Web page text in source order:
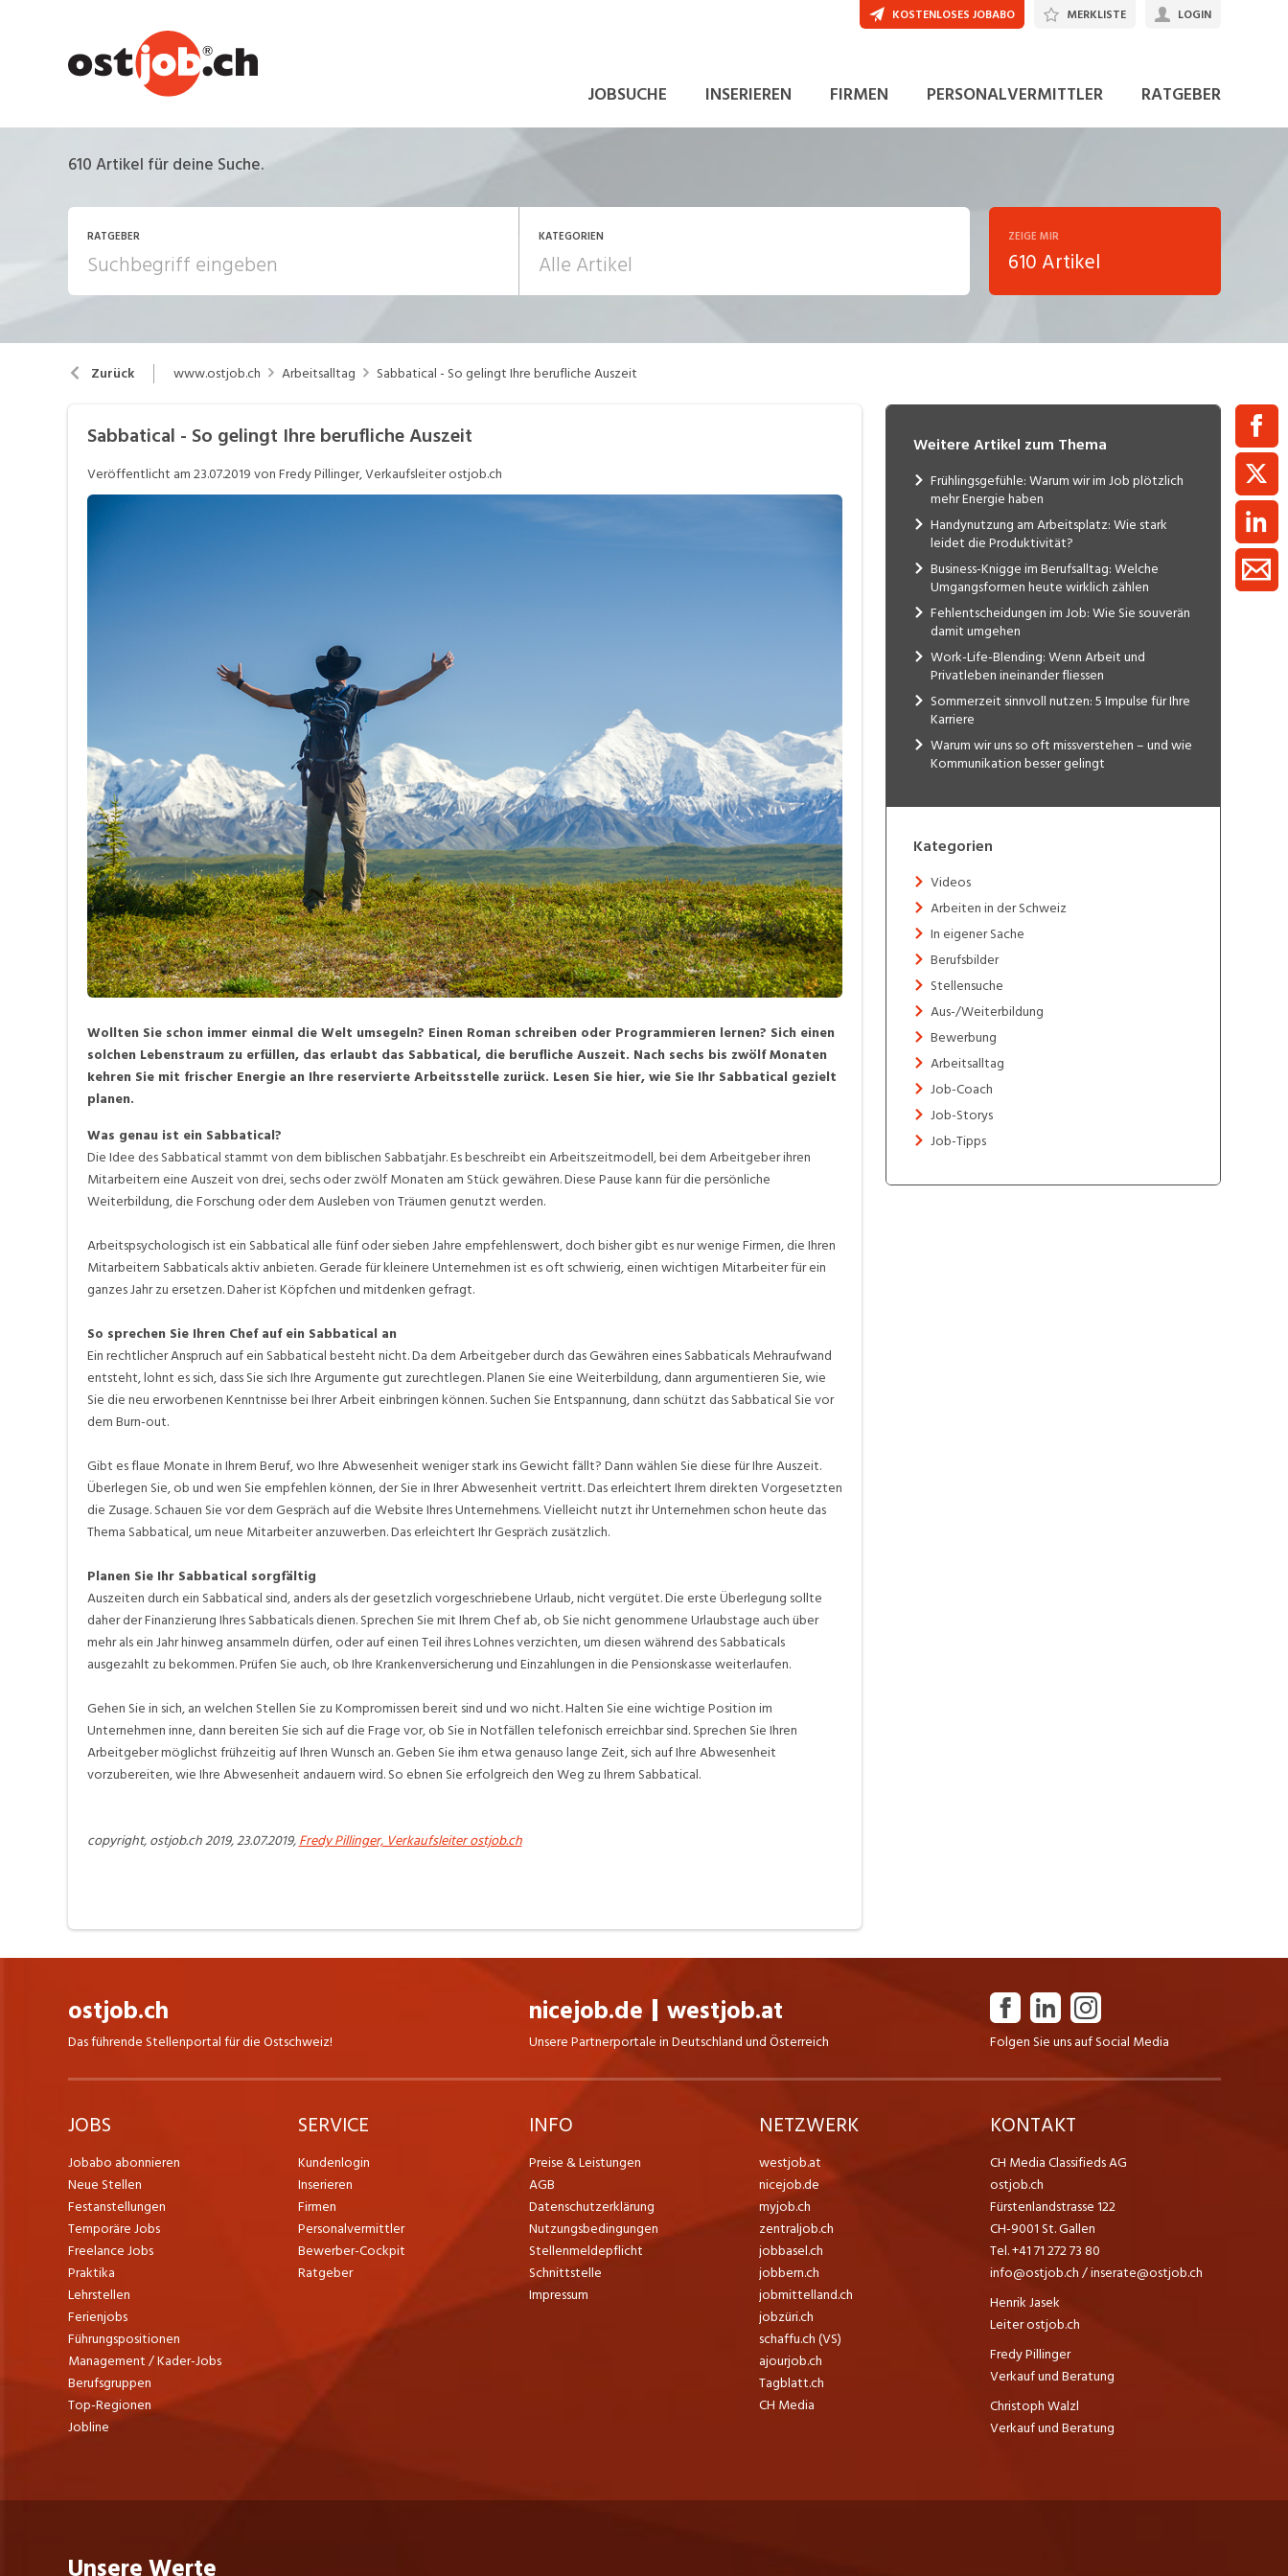
JOBSUCHE INSERIEREN FIRMEN PERSONALVERMITTLER RATGEBER
KOSTENLOSES JOBABO MERKLISTE LOGIN
610Artikel für deine Suche.
RATGEBER KATEGORIEN
Arbeiten in der Schweiz Arbeitsalltag
Aus-/Weiterbildung
Berufsbilder
Bewerbung
Job-Coach
Job-Storys
Stellensuche
Videos
ZEIGE MIR
610 Artikel
Zurück www.ostjob.ch Arbeitsalltag Sabbatical - So gelingt Ihre berufliche Auszeit
Sabbatical - So gelingt Ihre berufliche Auszeit
Veröffentlicht am23.07.2019von Fredy Pillinger, Verkaufsleiter ostjob.ch
Wollten Sie schon immer einmal die Welt umsegeln? Einen Roman schreiben oder Programmieren lernen? Sich einen
solchen Lebenstraum zu erfüllen, das erlaubt das Sabbatical, die berufliche Auszeit. Nach sechs bis zwölf Monaten
kehren Sie mit frischer Energie an Ihre reservierte Arbeitsstelle zurück. Lesen Sie hier, wie Sie Ihr Sabbatical gezielt
planen.
Was genau ist ein Sabbatical?
Die Idee des Sabbatical stammt von dem biblischen Sabbatjahr. Es beschreibt ein Arbeitszeitmodell, bei dem Arbeitgeber ihren
Mitarbeitern eine Auszeit von drei, sechs oder zwölf Monaten am Stück gewähren. Diese Pause kann für die persönliche
Weiterbildung, die Forschung oder dem Ausleben von Träumen genutzt werden.
Arbeitspsychologisch ist ein Sabbatical alle fünf oder sieben Jahre empfehlenswert, doch bisher gibt es nur wenige Firmen, die Ihren
Mitarbeitern Sabbaticals aktiv anbieten. Gerade für kleinere Unternehmen ist es oft schwierig, einen wichtigen Mitarbeiter für ein
ganzes Jahr zu ersetzen. Daher ist Köpfchen und mitdenken gefragt.
So sprechen Sie Ihren Chef auf ein Sabbatical an
Ein rechtlicher Anspruch auf ein Sabbatical besteht nicht. Da dem Arbeitgeber durch das Gewähren eines Sabbaticals Mehraufwand
entsteht, lohnt es sich, dass Sie sich Ihre Argumente gut zurechtlegen. Planen Sie eine Weiterbildung, dann argumentieren Sie, wie
Sie die neu erworbenen Kenntnisse bei Ihrer Arbeit einbringen können. Suchen Sie Entspannung, dann schützt das Sabbatical Sie vor
dem Burn-out.
Gibt es flaue Monate in Ihrem Beruf, wo Ihre Abwesenheit weniger stark ins Gewicht fällt? Dann wählen Sie diese für Ihre Auszeit.
Überlegen Sie, ob und wen Sie empfehlen können, der Sie in Ihrer Abwesenheit vertritt. Das erleichtert Ihrem direkten Vorgesetzten
die Zusage. Schauen Sie vor dem Gespräch auf die Website Ihres Unternehmens. Vielleicht nutzt ihr Unternehmen schon heute das
Thema Sabbatical, um neue Mitarbeiter anzuwerben. Das erleichtert Ihr Gespräch zusätzlich.
Planen Sie Ihr Sabbatical sorgfältig
Auszeiten durch ein Sabbatical sind, anders als der gesetzlich vorgeschriebene Urlaub, nicht vergütet. Die erste Überlegung sollte
daher der Finanzierung Ihres Sabbaticals dienen. Sprechen Sie mit Ihrem Chef ab, ob Sie nicht genommene Urlaubstage auch über
mehr als ein Jahr hinweg ansammeln dürfen, oder auf einen Teil ihres Lohnes verzichten, um diesen während des Sabbaticals
ausgezahlt zu bekommen. Prüfen Sie auch, ob Ihre Krankenversicherung und Einzahlungen in die Pensionskasse weiterlaufen.
Gehen Sie in sich, an welchen Stellen Sie zu Kompromissen bereit sind und wo nicht. Halten Sie eine wichtige Position im
Unternehmen inne, dann bereiten Sie sich auf die Frage vor, ob Sie in Notfällen telefonisch erreichbar sind. Sprechen Sie Ihren
Arbeitgeber möglichst frühzeitig auf Ihren Wunsch an. Geben Sie ihm etwa genauso lange Zeit, sich auf Ihre Abwesenheit
vorzubereiten, wie Ihre Abwesenheit andauern wird. So ebnen Sie erfolgreich den Weg zu Ihrem Sabbatical.
copyright, ostjob.ch 2019, 23.07.2019,Fredy Pillinger, Verkaufsleiter ostjob.ch
Weitere Artikel zum Thema
Frühlingsgefühle: Warum wir im Job plötzlich
mehr Energie haben
Handynutzung am Arbeitsplatz: Wie stark
leidet die Produktivität?
Business-Knigge im Berufsalltag: Welche
Umgangsformen heute wirklich zählen
Fehlentscheidungen im Job: Wie Sie souverän
damit umgehen
Work-Life-Blending: Wenn Arbeit und
Privatleben ineinander fliessen
Sommerzeit sinnvoll nutzen: 5 Impulse für Ihre
Karriere
Warum wir uns so oft missverstehen – und wie
Kommunikation besser gelingt
Kategorien
Videos
Arbeiten in der Schweiz
In eigener Sache
Berufsbilder
Stellensuche
Aus-/Weiterbildung
Bewerbung
Arbeitsalltag
Job-Coach
Job-Storys
Job-Tipps
ostjob.ch
Das führende Stellenportal für die Ostschweiz!
nicejob.de westjob.at
Unsere Partnerportale in Deutschland und Österreich Folgen Sie uns auf Social Media
JOBS
Jobabo abonnieren
Neue Stellen
Festanstellungen
Temporäre Jobs
Freelance Jobs
Praktika
Lehrstellen
Ferienjobs
Führungspositionen
Management / Kader-Jobs
Berufsgruppen
Top-Regionen
Jobline
SERVICE
Kundenlogin
Inserieren
Firmen
Personalvermittler
Bewerber-Cockpit
Ratgeber
INFO
Preise & Leistungen
AGB
Datenschutzerklärung
Nutzungsbedingungen
Stellenmeldepflicht
Schnittstelle
Impressum
NETZWERK
westjob.at
nicejob.de
myjob.ch
zentraljob.ch
jobbasel.ch
jobbern.ch
jobmittelland.ch
jobzüri.ch
schaffu.ch (VS)
ajourjob.ch
Tagblatt.ch
CH Media
KONTAKT
CH Media Classifieds AG
ostjob.ch
Fürstenlandstrasse 122
CH-9001 St. Gallen
Tel. +41 71 272 73 80
info@ostjob.ch/inserate@ostjob.ch
Henrik Jasek
Leiter ostjob.ch
Fredy Pillinger
Verkauf und Beratung
Christoph Walzl
Verkauf und Beratung